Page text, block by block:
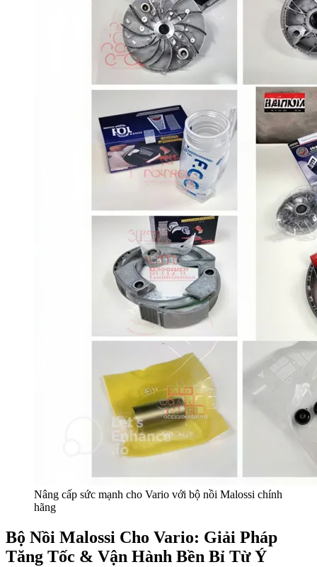
Nâng cấp sức mạnh cho Vario với bộ nồi Malossi chính
hãng
Bộ Nồi Malossi Cho Vario: Giải Pháp
Tăng Tốc & Vận Hành Bền Bỉ Từ Ý